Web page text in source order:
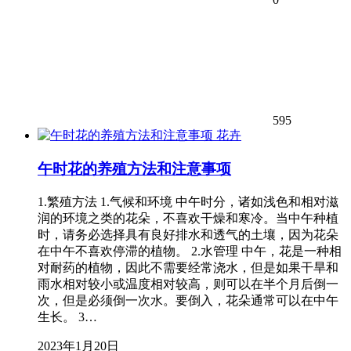
595
花卉
午时花的养殖方法和注意事项
1.繁殖方法 1.气候和环境 中午时分，诸如浅色和相对滋
润的环境之类的花朵，不喜欢干燥和寒冷。当中午种植
时，请务必选择具有良好排水和透气的土壤，因为花朵
在中午不喜欢停滞的植物。 2.水管理 中午，花是一种相
对耐药的植物，因此不需要经常浇水，但是如果干旱和
雨水相对较小或温度相对较高，则可以在半个月后倒一
次，但是必须倒一次水。要倒入，花朵通常可以在中午
生长。 3…
2023年1月20日